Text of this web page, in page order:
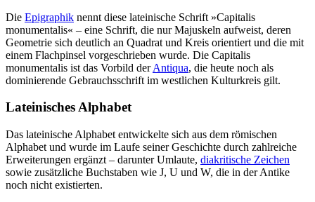
Die Epigraphik nennt diese lateinische Schrift »Capitalis
monumentalis« – eine Schrift, die nur Majuskeln aufweist, deren
Geometrie sich deutlich an Quadrat und Kreis orientiert und die mit
einem Flachpinsel vorgeschrieben wurde. Die Capitalis
monumentalis ist das Vorbild derAntiqua, die heute noch als
dominierende Gebrauchsschrift im westlichen Kulturkreis gilt.
Lateinisches Alphabet
Das lateinische Alphabet entwickelte sich aus dem römischen
Alphabet und wurde im Laufe seiner Geschichte durch zahlreiche
Erweiterungen ergänzt – darunter Umlaute, diakritische Zeichen
sowie zusätzliche Buchstaben wie J, U und W, die in der Antike
noch nicht existierten.